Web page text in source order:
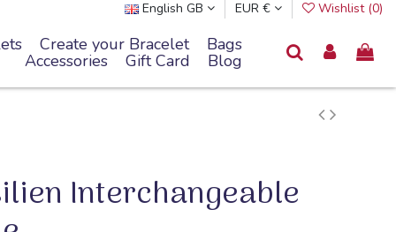
English GB EUR € Wishlist (0)
Create your Bracelet Bags
Accessories Gift Card Blog
Interchangeable